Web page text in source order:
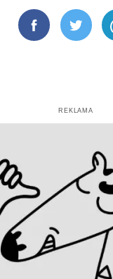
FacebookTwitter
REKLAMA